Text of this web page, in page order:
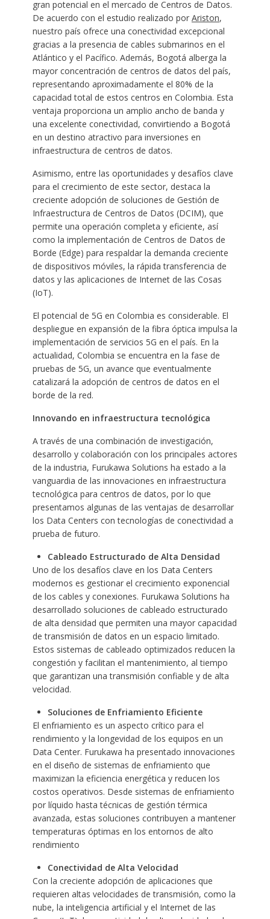
gran potencial en el mercado de Centros de Datos.
De acuerdo con el estudio realizado por Ariston,
nuestro país ofrece una conectividad excepcional
gracias a la presencia de cables submarinos en el
Atlántico y el Pacífico. Además, Bogotá alberga la
mayor concentración de centros de datos del país,
representando aproximadamente el 80% de la
capacidad total de estos centros en Colombia. Esta
ventaja proporciona un amplio ancho de banda y
una excelente conectividad, convirtiendo a Bogotá
en un destino atractivo para inversiones en
infraestructura de centros de datos.
Asimismo, entre las oportunidades y desafíos clave
para el crecimiento de este sector, destaca la
creciente adopción de soluciones de Gestión de
Infraestructura de Centros de Datos (DCIM), que
permite una operación completa y eficiente, así
como la implementación de Centros de Datos de
Borde (Edge) para respaldar la demanda creciente
de dispositivos móviles, la rápida transferencia de
datos y las aplicaciones de Internet de las Cosas
(IoT).
El potencial de 5G en Colombia es considerable. El
despliegue en expansión de la fibra óptica impulsa la
implementación de servicios 5G en el país. En la
actualidad, Colombia se encuentra en la fase de
pruebas de 5G, un avance que eventualmente
catalizará la adopción de centros de datos en el
borde de la red.
Innovando en infraestructura tecnológica
A través de una combinación de investigación,
desarrollo y colaboración con los principales actores
de la industria, Furukawa Solutions ha estado a la
vanguardia de las innovaciones en infraestructura
tecnológica para centros de datos, por lo que
presentamos algunas de las ventajas de desarrollar
los Data Centers con tecnologías de conectividad a
prueba de futuro.
Cableado Estructurado de Alta Densidad
Uno de los desafíos clave en los Data Centers
modernos es gestionar el crecimiento exponencial
de los cables y conexiones. Furukawa Solutions ha
desarrollado soluciones de cableado estructurado
de alta densidad que permiten una mayor capacidad
de transmisión de datos en un espacio limitado.
Estos sistemas de cableado optimizados reducen la
congestión y facilitan el mantenimiento, al tiempo
que garantizan una transmisión confiable y de alta
velocidad.
Soluciones de Enfriamiento Eficiente
El enfriamiento es un aspecto crítico para el
rendimiento y la longevidad de los equipos en un
Data Center. Furukawa ha presentado innovaciones
en el diseño de sistemas de enfriamiento que
maximizan la eficiencia energética y reducen los
costos operativos. Desde sistemas de enfriamiento
por líquido hasta técnicas de gestión térmica
avanzada, estas soluciones contribuyen a mantener
temperaturas óptimas en los entornos de alto
rendimiento
Conectividad de Alta Velocidad
Con la creciente adopción de aplicaciones que
requieren altas velocidades de transmisión, como la
nube, la inteligencia artificial y el Internet de las